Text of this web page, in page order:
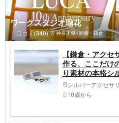
ワークスタジオ瑠花
口コミ(340) 神奈川県>湘南・鎌倉
【鎌倉・アク
作る、ここだけ
り素材の本格シ
より6分／約2時
シルバーアクセサ
10歳から